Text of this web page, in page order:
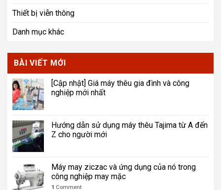
Thiết bị viễn thông
Danh mục khác
BÀI VIẾT MỚI
[Cập nhật] Giá máy thêu gia đình và công
nghiệp mới nhất
Hướng dẫn sử dụng máy thêu Tajima từ A đến
Z cho người mới
Máy may ziczac và ứng dụng của nó trong
công nghiệp may mặc
1 Comment